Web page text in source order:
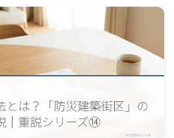
無料相談